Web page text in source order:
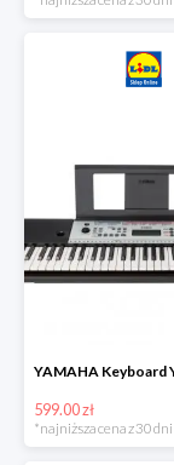
599.00 zł